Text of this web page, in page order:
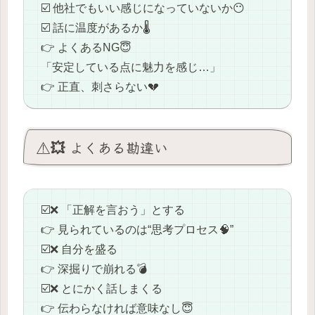
☑️ 他社でもいい感じになっていないか😶
☑️ 話に温度があるか🌡️
👉 よくあるNG😇
「安定している点に魅力を感じ…」
👉 正直、刺さらない💔
⚠️💥 よくある勘違い
☑️❌ 「正解を言おう」とする
👉 見られているのは“思考プロセス🧠”
☑️❌ 自分を盛る
👉 深掘りで崩れる💣
☑️❌ とにかく話しまくる
👉 伝わらなければ意味なし😇